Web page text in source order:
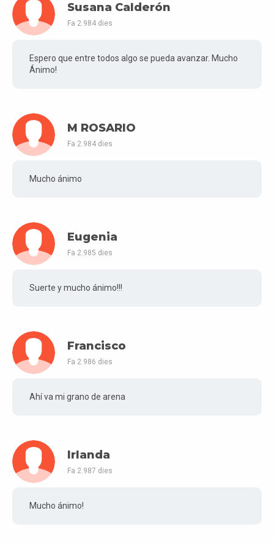
Susana Calderón
Fa 2.984 dies
Espero que entre todos algo se pueda avanzar. Mucho
Ánimo!
M ROSARIO
Fa 2.984 dies
Mucho ánimo
Eugenia
Fa 2.985 dies
Suerte y mucho ánimo!!!
Francisco
Fa 2.986 dies
Ahí va mi grano de arena
Irlanda
Fa 2.987 dies
Mucho ánimo!